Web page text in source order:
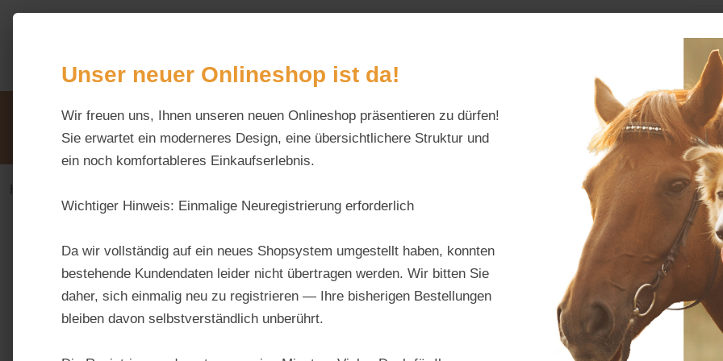
Hauptinhalt springen
Zur Suche springen
Alles fürs
Unsere VorteileBeratung via WhatsApp:
0176 / 99 66 31 80
Schreiben Sie uns:
info@tierfutter-fischer.de
Öffnungszeiten:
Mo–Fr: 9–18 Uhr ·
Haus & Hoftiere
Hersteller:
Regulärer
Unser neuer Onlineshop ist da!
Wir freuen uns, Ihnen unseren neuen Onlineshop präsentieren zu dürfen!
Sie erwartet ein moderneres Design, eine übersichtlichere Struktur und
ein noch komfortableres Einkaufserlebnis.
Wichtiger Hinweis: Einmalige Neuregistrierung erforderlich
Da wir vollständig auf ein neues Shopsystem umgestellt haben, konnten
bestehende Kundendaten leider nicht übertragen werden. Wir bitten Sie
daher, sich einmalig neu zu registrieren — Ihre bisherigen Bestellungen
bleiben davon selbstverständlich unberührt.